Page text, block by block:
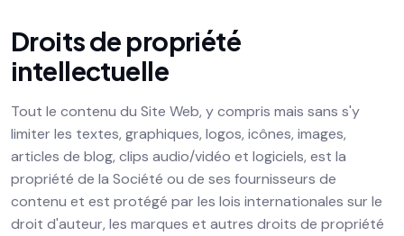
Droits de propriété
intellectuelle
Tout le contenu du Site Web, y compris mais sans s'y
limiter les textes, graphiques, logos, icônes, images,
articles de blog, clips audio/vidéo et logiciels, est la
propriété de la Société ou de ses fournisseurs de
contenu et est protégé par les lois internationales sur le
droit d'auteur, les marques et autres droits de propriété